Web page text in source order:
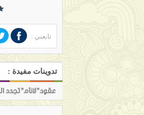
تابعني :
تدوينات مفيدة :
عقود"لانام"تجدد